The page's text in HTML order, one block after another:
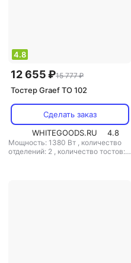
4.8
12 655 ₽15 777 ₽
Тостер Graef TO 102
Сделать заказ
WHITEGOODS.RU
4.8
Мощность: 1380 Вт , количество
отделений: 2 , количество тостов: 2